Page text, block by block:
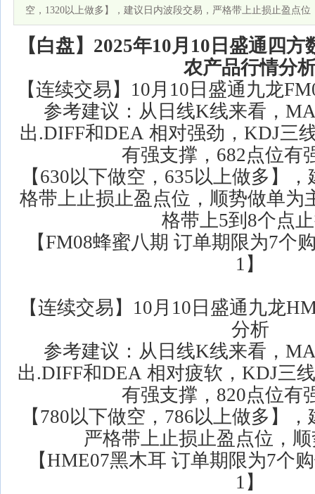
空，1320以上做多】，建议日内波段交易，严格带上止损止盈点位
【白盘】2025年10月 10 日盛通四方
农产品行情分
【连续交易】10月10日盛通九龙
参考建议：从日线K线来看，
出.DIFF和DEA 相对强劲，KDJ三
有强支撑，682点位有
【630以下做空，635以上做多】
格带上止损止盈点位，顺势做单为
格带上5到8个点
【FM08蜂蜜八期 订单期限为7个
1】
【连续交易】10月10日盛通九龙
分析
参考建议：从日线K线来看，
出.DIFF和DEA 相对疲软，KDJ三
有强支撑，820点位有
【780以下做空，786以上做多】
严格带上止损止盈点位，
【HME07黑木耳 订单期限为7个
1】